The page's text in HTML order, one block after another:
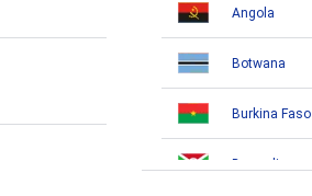
Angola
Botwana
Burkina Faso
Burundi